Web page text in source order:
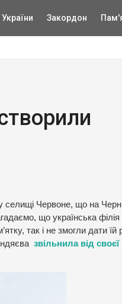
України Закордон
Червоне, що на
що українська
так і не змогли дати їй
звільнила від своєї